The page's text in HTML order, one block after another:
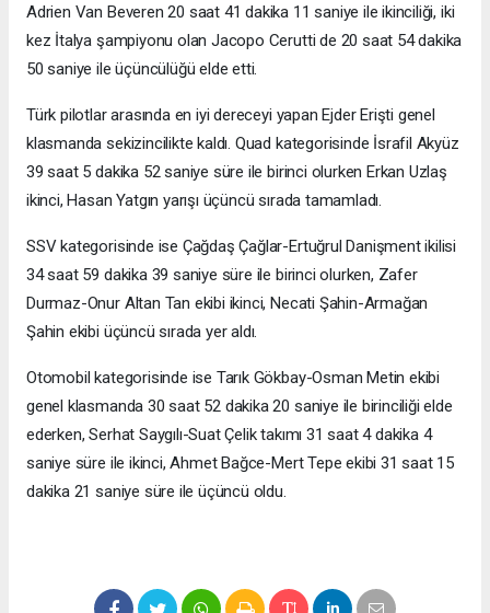
Adrien Van Beveren 20 saat 41 dakika 11 saniye ile ikinciliği, iki
kez İtalya şampiyonu olan Jacopo Cerutti de 20 saat 54 dakika
50 saniye ile üçüncülüğü elde etti.
Türk pilotlar arasında en iyi dereceyi yapan Ejder Erişti genel
klasmanda sekizincilikte kaldı. Quad kategorisinde İsrafil Akyüz
39 saat 5 dakika 52 saniye süre ile birinci olurken Erkan Uzlaş
ikinci, Hasan Yatgın yarışı üçüncü sırada tamamladı.
SSV kategorisinde ise Çağdaş Çağlar-Ertuğrul Danişment ikilisi
34 saat 59 dakika 39 saniye süre ile birinci olurken, Zafer
Durmaz-Onur Altan Tan ekibi ikinci, Necati Şahin-Armağan
Şahin ekibi üçüncü sırada yer aldı.
Otomobil kategorisinde ise Tarık Gökbay-Osman Metin ekibi
genel klasmanda 30 saat 52 dakika 20 saniye ile birinciliği elde
ederken, Serhat Saygılı-Suat Çelik takımı 31 saat 4 dakika 4
saniye süre ile ikinci, Ahmet Bağce-Mert Tepe ekibi 31 saat 15
dakika 21 saniye süre ile üçüncü oldu.